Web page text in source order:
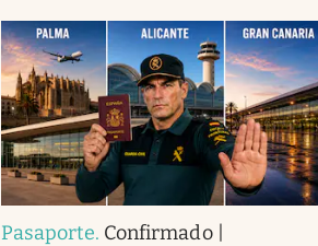
Pasaporte. Confirmado |